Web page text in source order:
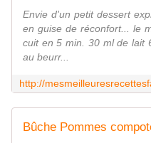
Envie d'un petit dessert
en guise de réconfort... le
cuit en 5 min. 30 ml de lait
au beurr...